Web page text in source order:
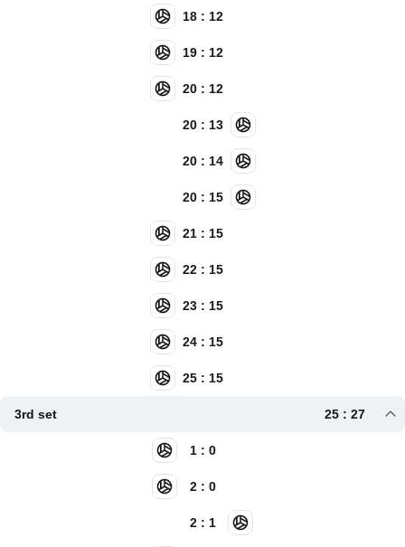
18 : 12
19 : 12
20 : 12
20 : 13
20 : 14
20 : 15
21 : 15
22 : 15
23 : 15
24 : 15
25 : 15
3rd set 25 : 27
1 : 0
2 : 0
2 : 1